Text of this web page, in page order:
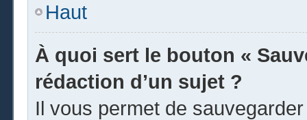
Haut
À quoi sert le bouton «
rédaction d’un sujet ?
Il vous permet de